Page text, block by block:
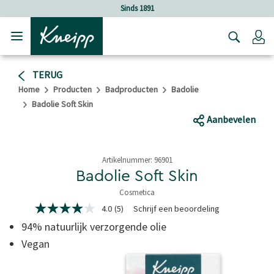
Verder gaan naar hoofdinhoud.Sinds 1891
TERUG
Home Producten Badproducten
Badolie
Badolie Soft Skin
Aanbevelen
Artikelnummer: 96901
Badolie Soft Skin
Cosmetica
4,6 van 5 sterren
4.0
van
5
sterren,
gemiddelde
4.0 (5) Schrijf een beoordeling
94% natuurlijk verzorgende olie
Vegan